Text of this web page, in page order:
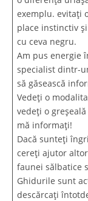
exemplu. evitați
place instinctiv
cu ceva negru.
Am pus energie
specialist dintr-
să găsească
Vedeți o
vedeți o
mă informați!
Dacă sunteți
cereți ajutor
faunei sălbatice
Ghidurile sunt
descărcați